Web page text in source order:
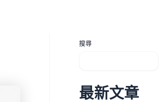
搜尋
最新文章